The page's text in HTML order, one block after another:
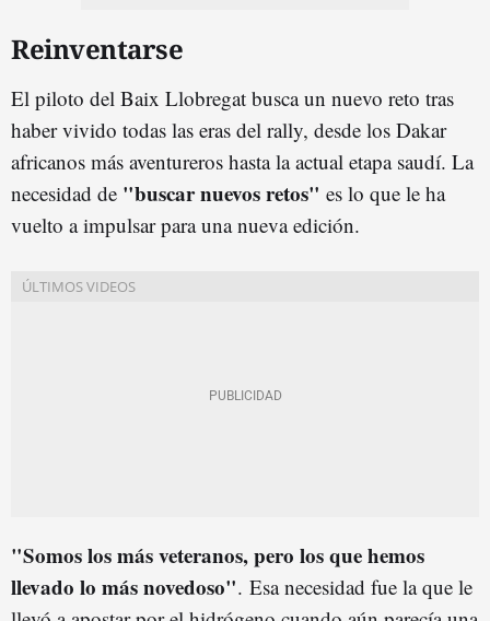
Reinventarse
El piloto del Baix Llobregat busca un nuevo reto tras
haber vivido todas las eras del rally, desde los Dakar
africanos más aventureros hasta la actual etapa saudí. La
necesidad de "buscar nuevos retos" es lo que le ha
vuelto a impulsar para una nueva edición.
"Somos los más veteranos, pero los que hemos
llevado lo más novedoso". Esa necesidad fue la que le